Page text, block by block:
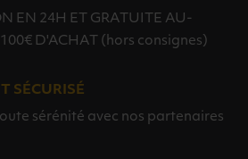
EN 24H ET GRATUITE AU-
D'ACHAT (hors consignes)
SÉCURISÉ
sérénité avec nos partenaires